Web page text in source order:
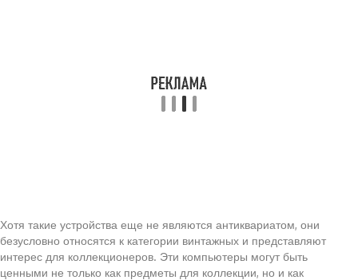
Хотя такие устройства еще не являются антиквариатом, они
безусловно относятся к категории винтажных и представляют
интерес для коллекционеров. Эти компьютеры могут быть
ценными не только как предметы для коллекции, но и как